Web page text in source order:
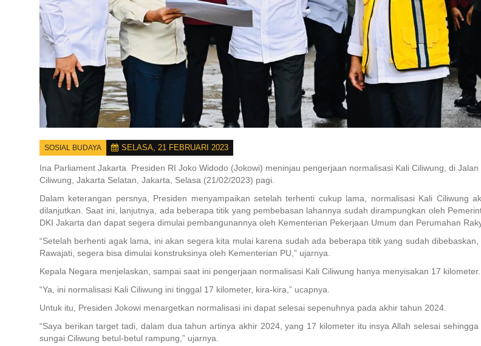
SOSIAL BUDAYA SELASA, 21 FEBRUARI 2023
Ina Parliament Jakarta Presiden RI Joko Widodo (Jokowi) meninjau pengerjaan normalisasi Kali Ciliwung, di Jalan
Ciliwung, Jakarta Selatan, Jakarta, Selasa (21/02/2023) pagi.
Dalam keterangan persnya, Presiden menyampaikan setelah terhenti cukup lama, normalisasi Kali Ciliwung
dilanjutkan. Saat ini, lanjutnya, ada beberapa titik yang pembebasan lahannya sudah dirampungkan oleh
DKI Jakarta dan dapat segera dimulai pembangunannya oleh Kementerian Pekerjaan Umum dan Perumahan
“Setelah berhenti agak lama, ini akan segera kita mulai karena sudah ada beberapa titik yang sudah
Rawajati, segera bisa dimulai konstruksinya oleh Kementerian PU,” ujarnya.
Kepala Negara menjelaskan, sampai saat ini pengerjaan normalisasi Kali Ciliwung hanya menyisakan 17 kilometer.
“Ya, ini normalisasi Kali Ciliwung ini tinggal 17 kilometer, kira-kira,” ucapnya.
Untuk itu, Presiden Jokowi menargetkan normalisasi ini dapat selesai sepenuhnya pada akhir tahun 2024.
“Saya berikan target tadi, dalam dua tahun artinya akhir 2024, yang 17 kilometer itu insya Allah selesai sehingga
sungai Ciliwung betul-betul rampung,” ujarnya.